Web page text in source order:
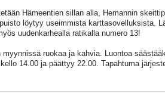
Hämeentien sillan alla, Hemannin
löytyy useimmista karttasovelluksista.
uudenkarhealla ratikalla numero 13!
myynnissä ruokaa ja kahvia. Luontoa
14.00 ja päättyy 22.00. Tapahtuma